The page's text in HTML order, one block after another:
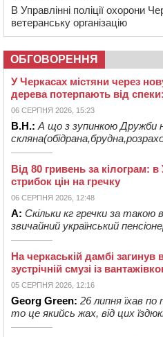
В Управлінні поліції охорони
ветеранську організацію
ОБГОВОРЕННЯ
У Черкасах містяни через
дерева потерпають від
06 СЕРПНЯ 2026, 15:23
В.Н.: А що з зупинкою Дружби
Від 80 гривень за кілограм: в
стрибок цін на гречку
06 СЕРПНЯ 2026, 12:48
А: Скільки кг гречки за
звичайний український
На черкаській дамбі загинув
зустрічній смузі із
05 СЕРПНЯ 2026, 12:16
Georg Green: 26 липня їхав
то це якийсь жах, від цих